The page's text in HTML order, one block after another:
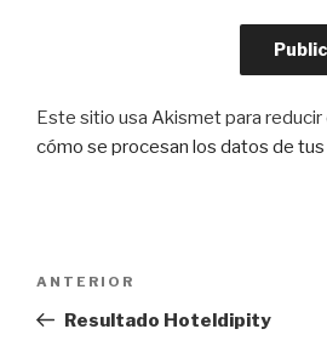
Este sitio usa Akismet para reducir
cómo se procesan los datos de
entradas
Entrada
anterior:
ANTERIOR
Resultado Hoteldipity